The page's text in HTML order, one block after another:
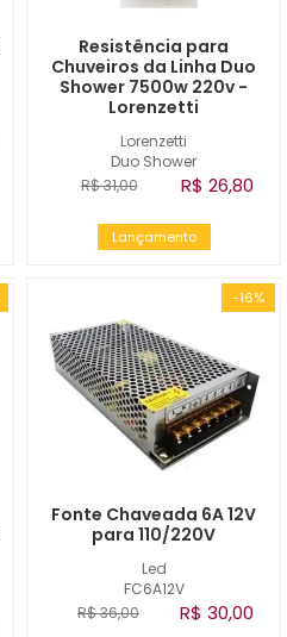
Lorenzetti
Duo Shower
Resistência para
Chuveiros da Linha Duo
Shower 7500w 220v -
Lorenzetti
R$ 31,00 R$ 26,80
Lançamento
-16%
Led
FC6A12V
Fonte Chaveada 6A 12V
para 110/220V
R$ 36,00 R$ 30,00